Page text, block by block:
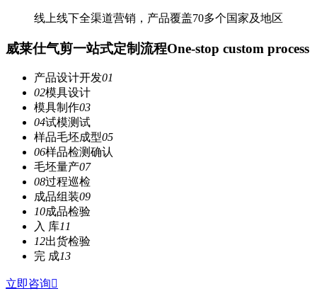
线上线下全渠道营销，产品覆盖70多个国家及地区
威莱仕气剪一站式定制流程One-stop custom process
产品设计开发01
02模具设计
模具制作03
04试模测试
样品毛坯成型05
06样品检测确认
毛坯量产07
08过程巡检
成品组装09
10成品检验
入 库11
12出货检验
完 成13
立即咨询